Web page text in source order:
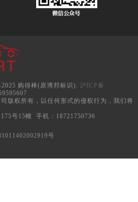
购得棒(原博邦标识). 沪ICP备
版权所有，以任何形式的侵权行为，我们将
号15幢 手机：18721750736
号